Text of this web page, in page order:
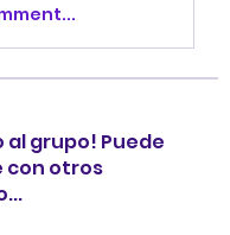
al grupo! Puede
con otros
...